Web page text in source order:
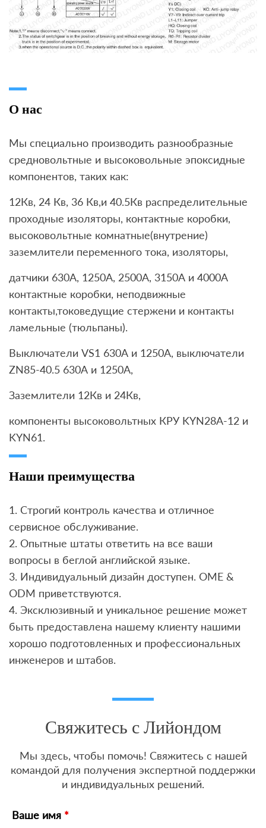
О нас
Мы специально производить разнообразные
средновольтные и высоковольные эпоксидные
компонентов, таких как:
12Кв, 24 Кв, 36 Кв,и 40.5Кв распределительные
проходные изоляторы, контактные коробки,
высоковольтные комнатные(внутрение)
заземлители переменного тока, изоляторы,
датчики 630А, 1250A, 2500А, 3150А и 4000А
контактные коробки, неподвижные
контакты,токоведущие стержени и контакты
ламельные (тюльпаны).
Выключатели VS1 630А и 1250А, выключатели
ZN85-40.5 630А и 1250А,
Заземлители 12Кв и 24Кв,
компоненты высоковольтных КРУ KYN28A-12 и
KYN61.
Наши преимущества
1. Строгий контроль качества и отличное
сервисное обслуживание.
2. Опытные штаты ответить на все ваши
вопросы в беглой английской языке.
3. Индивидуальный дизайн доступен. OME &
ODM приветствуются.
4. Эксклюзивный и уникальное решение может
быть предоставлена ​​нашему клиенту нашими
хорошо подготовленных и профессиональных
инженеров и штабов.
Свяжитесь с Лийондом
Мы здесь, чтобы помочь! Свяжитесь с нашей
командой для получения экспертной поддержки
и индивидуальных решений.
Ваше имя *